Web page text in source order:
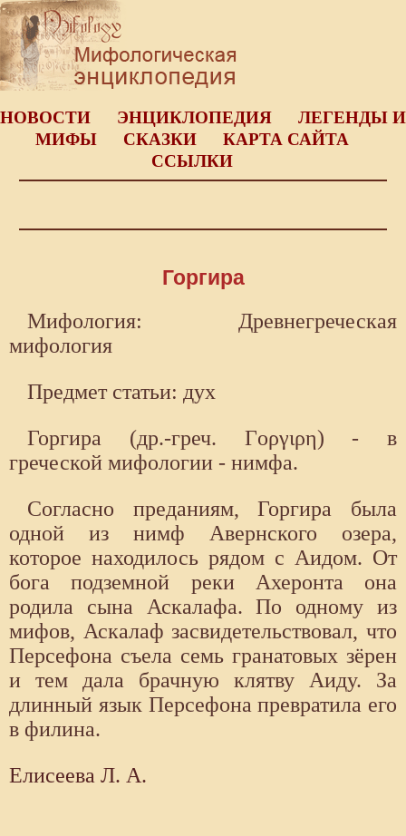
НОВОСТИ ЭНЦИКЛОПЕДИЯ
ЛЕГЕНДЫ И
МИФЫ
СКАЗКИ
КАРТА САЙТА
ССЫЛКИ
Горгира
Мифология: Древнегреческая
мифология
Предмет статьи: дух
Горгира (др.-греч. Γοργιρη) - в
греческой мифологии - нимфа.
Согласно преданиям, Горгира была
одной из нимф Авернского озера,
которое находилось рядом с Аидом. От
бога подземной реки Ахеронта она
родила сына Аскалафа. По одному из
мифов, Аскалаф засвидетельствовал, что
Персефона съела семь гранатовых зёрен
и тем дала брачную клятву Аиду. За
длинный язык Персефона превратила его
в филина.
Елисеева Л. А.